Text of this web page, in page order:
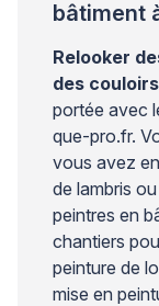
bâtiment
Relooker
des
portée avec
que-pro.fr.
vous avez
de lambris
peintres en
chantiers
peinture de
mise en